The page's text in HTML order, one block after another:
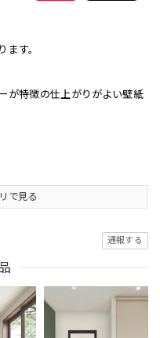
す。
が特徴の仕上がりがよい壁紙
で見る
通報する